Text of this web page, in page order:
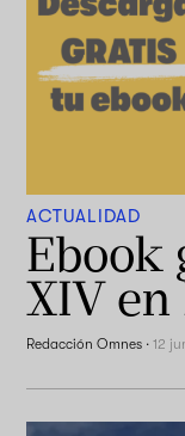
ACTUALIDAD
Ebook
XIV en
Redacción Omnes ·12